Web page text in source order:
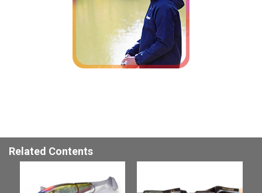
Related Contents